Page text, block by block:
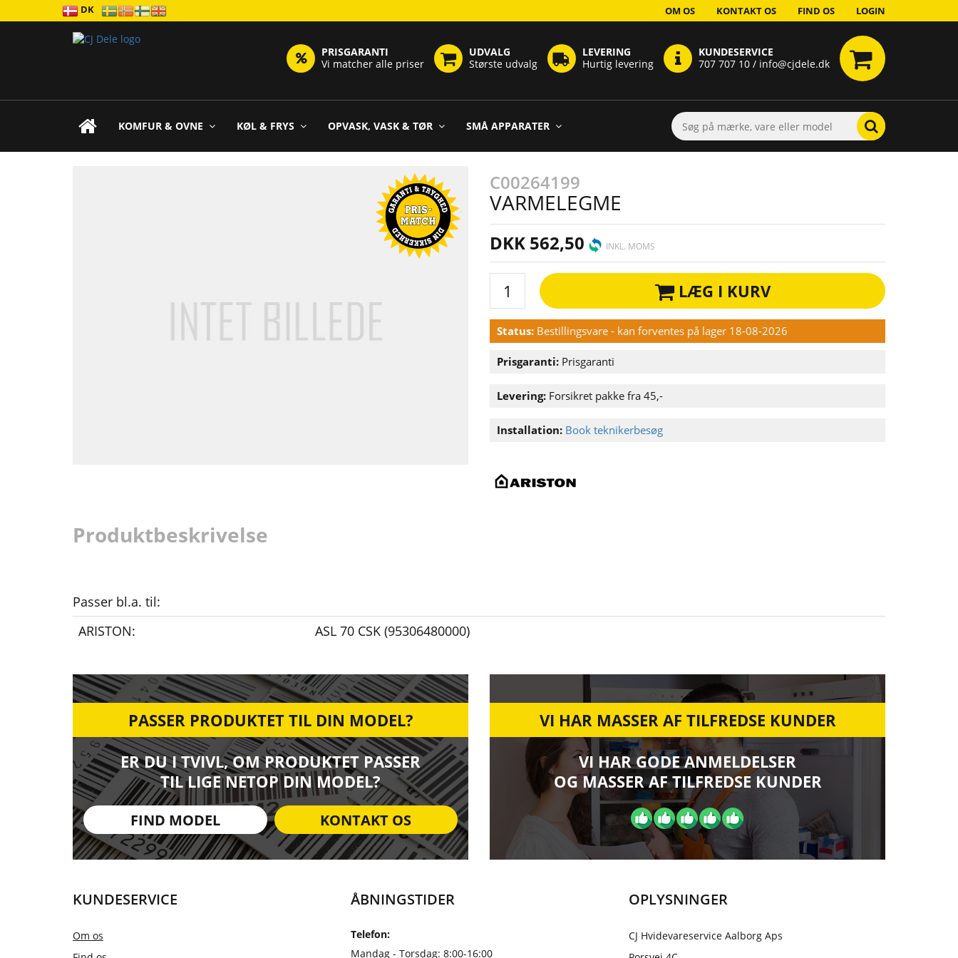
DK OM OS KONTAKT OS FIND OS LOGIN
PRISGARANTI
Vi matcher alle priser
UDVALG
Største udvalg
LEVERING
Hurtig levering
KUNDESERVICE
707 707 10 / info@cjdele.dk
KOMFUR & OVNE KØL & FRYS OPVASK, VASK & TØR SMÅ APPARATER
C00264199
VARMELEGME
DKK 562,50 INKL. MOMS
LÆG I KURV
Status: Bestillingsvare - kan forventes på lager 18-08-2026
Prisgaranti: Prisgaranti
Levering: Forsikret pakke fra 45,-
Installation: Book teknikerbesøg
Produktbeskrivelse
Passer bl.a. til:
ARISTON:
ASL 70 CSK (95306480000)
PASSER PRODUKTET TIL DIN MODEL?
ER DU I TVIVL, OM PRODUKTET PASSER
TIL LIGE NETOP DIN MODEL?
FIND MODEL KONTAKT OS
VI HAR MASSER AF TILFREDSE KUNDER
VI HAR GODE ANMELDELSER
OG MASSER AF TILFREDSE KUNDER
KUNDESERVICE
Om os
ÅBNINGSTIDER
Telefon:
Mandag - Torsdag: 8:00-16:00
OPLYSNINGER
CJ Hvidevareservice Aalborg Aps